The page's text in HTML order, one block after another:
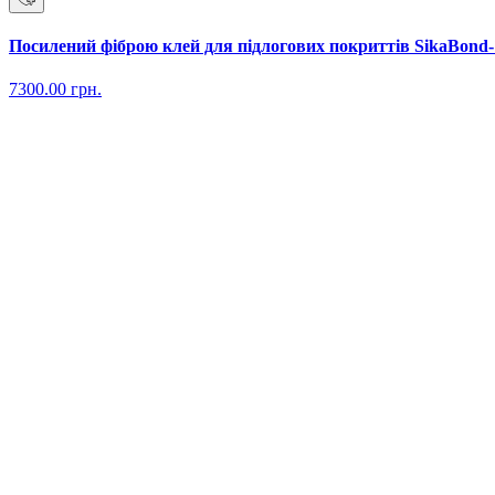
Посилений фіброю клей для підлогових покриттів
7300.00 грн.